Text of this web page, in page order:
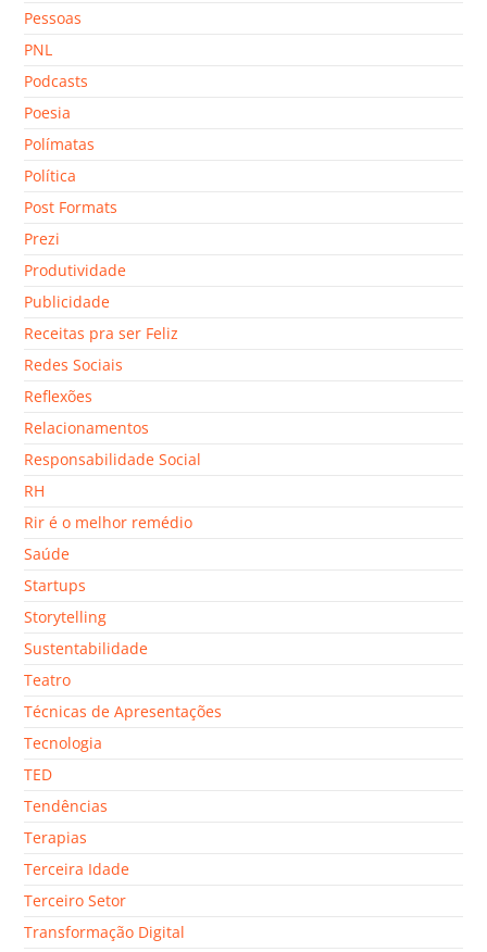
Pessoas
PNL
Podcasts
Poesia
Polímatas
Política
Post Formats
Prezi
Produtividade
Publicidade
Receitas pra ser Feliz
Redes Sociais
Reflexões
Relacionamentos
Responsabilidade Social
RH
Rir é o melhor remédio
Saúde
Startups
Storytelling
Sustentabilidade
Teatro
Técnicas de Apresentações
Tecnologia
TED
Tendências
Terapias
Terceira Idade
Terceiro Setor
Transformação Digital